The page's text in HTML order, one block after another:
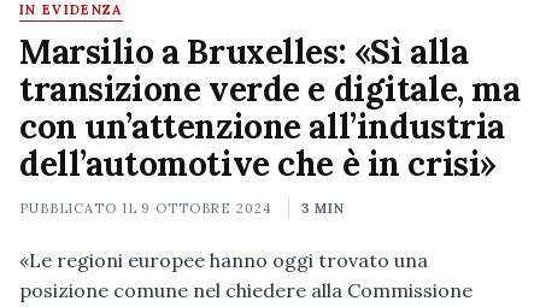
IN EVIDENZA
Marsilio a Bruxelles: «Sì alla
transizione verde e digitale, ma
con un’attenzione all’industria
dell’automotive che è in crisi»
PUBBLICATO IL 9 OTTOBRE 2024 3 MIN
«Le regioni europee hanno oggi trovato una
posizione comune nel chiedere alla Commissione